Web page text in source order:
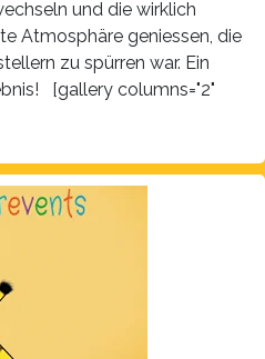
und die wirklich
Atmosphäre geniessen, die
zu spürren war. Ein
[gallery columns="2"